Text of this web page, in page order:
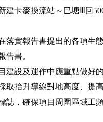
卡麥換流站～巴塘Ⅲ回500
實報告書提出的各項生態
告書。
設及運作中應重點做好
抬升導線對地高度、提高
誌，確保項目周圍區域工